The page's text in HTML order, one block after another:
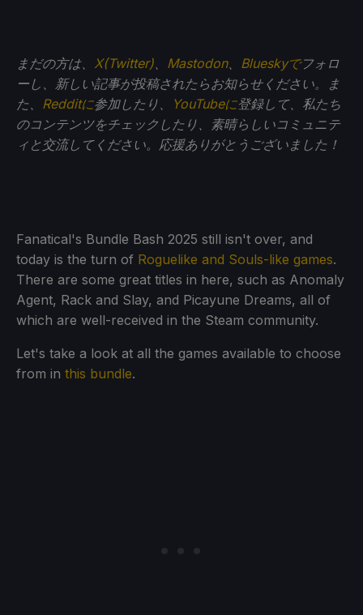
まだの方は、 X(Twitter) Mastodon、 Blueskyでフォロ
ーし、新しい記事が投稿されたらお知らせください。ま
た、 Redditに参加したり、 YouTubeに登録して、私たち
のコンテンツをチェックしたり、素晴らしいコミュニテ
ィと交流してください。応援ありがとうございました！
Fanatical's Bundle Bash 2025 still isn't over, and
today is the turn of Roguelike and Souls-like games.
There are some great titles in here, such as Anomaly
Agent, Rack and Slay, and Picayune Dreams, all of
which are well-received in the Steam community.
Let's take a look at all the games available to choose
from in this bundle.